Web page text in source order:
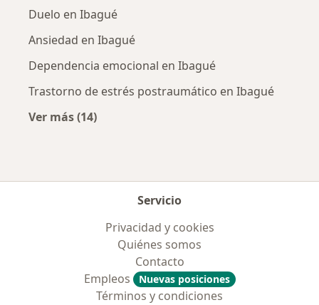
Duelo en Ibagué
Ansiedad en Ibagué
Dependencia emocional en Ibagué
Trastorno de estrés postraumático en Ibagué
Ver más (14)
Servicio
Privacidad y cookies
Quiénes somos
Contacto
Empleos
Nuevas posiciones
Términos y condiciones